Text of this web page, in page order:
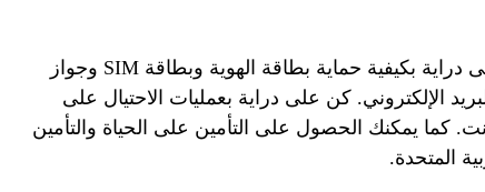
“من المهم للغاية أيضًا أن تكون على دراية بكيفية حماية بطاقة الهوية وبطاقة SIM وجواز
الإلكتروني. كن على دراية بعمليات الاحتيال على
كما يمكنك الحصول على التأمين على الحياة والتأمين
المتحدة.